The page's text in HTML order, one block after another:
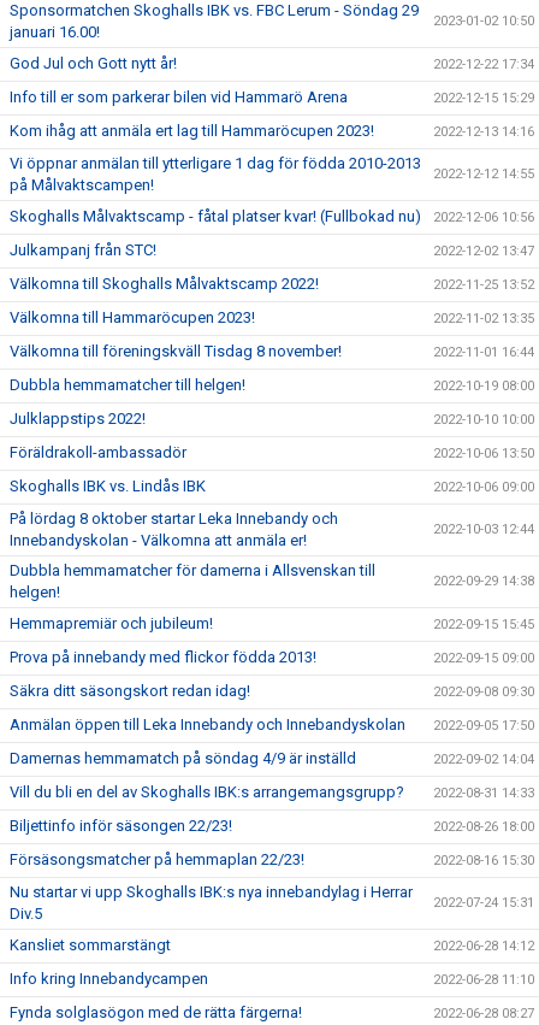
Sponsormatchen Skoghalls IBK vs. FBC Lerum - Söndag 29
januari 16.00!
2023-01-02 10:50
God Jul och Gott nytt år! 2022-12-22 17:34
Info till er som parkerar bilen vid Hammarö Arena 2022-12-15 15:29
Kom ihåg att anmäla ert lag till Hammaröcupen 2023! 2022-12-13 14:16
Vi öppnar anmälan till ytterligare 1 dag för födda 2010-2013
på Målvaktscampen!
2022-12-12 14:55
Skoghalls Målvaktscamp - fåtal platser kvar! (Fullbokad nu) 2022-12-06 10:56
Julkampanj från STC! 2022-12-02 13:47
Välkomna till Skoghalls Målvaktscamp 2022! 2022-11-25 13:52
Välkomna till Hammaröcupen 2023! 2022-11-02 13:35
Välkomna till föreningskväll Tisdag 8 november! 2022-11-01 16:44
Dubbla hemmamatcher till helgen! 2022-10-19 08:00
Julklappstips 2022! 2022-10-10 10:00
Föräldrakoll-ambassadör 2022-10-06 13:50
Skoghalls IBK vs. Lindås IBK 2022-10-06 09:00
På lördag 8 oktober startar Leka Innebandy och
Innebandyskolan - Välkomna att anmäla er!
2022-10-03 12:44
Dubbla hemmamatcher för damerna i Allsvenskan till
helgen!
2022-09-29 14:38
Hemmapremiär och jubileum! 2022-09-15 15:45
Prova på innebandy med flickor födda 2013! 2022-09-15 09:00
Säkra ditt säsongskort redan idag! 2022-09-08 09:30
Anmälan öppen till Leka Innebandy och Innebandyskolan 2022-09-05 17:50
Damernas hemmamatch på söndag 4/9 är inställd 2022-09-02 14:04
Vill du bli en del av Skoghalls IBK:s arrangemangsgrupp? 2022-08-31 14:33
Biljettinfo inför säsongen 22/23! 2022-08-26 18:00
Försäsongsmatcher på hemmaplan 22/23! 2022-08-16 15:30
Nu startar vi upp Skoghalls IBK:s nya innebandylag i Herrar
Div.5
2022-07-24 15:31
Kansliet sommarstängt 2022-06-28 14:12
Info kring Innebandycampen 2022-06-28 11:10
Fynda solglasögon med de rätta färgerna! 2022-06-28 08:27